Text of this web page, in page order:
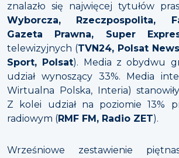
znalazło się najwięcej tytułów
Wyborcza, Rzeczpospolita,
Gazeta Prawna, Super
telewizyjnych (TVN24, Polsat
Sport, Polsat). Media z obydwu
udział wynoszący 33%. Media
Wirtualna Polska, Interia)
Z kolei udział na poziomie 13%
radiowym (RMF FM, Radio ZET).
Wrześniowe zestawienie